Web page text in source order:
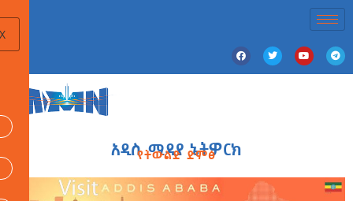
አዲስ ሚዲያ ኔትዎርክ
የትውልድ ድምፅ